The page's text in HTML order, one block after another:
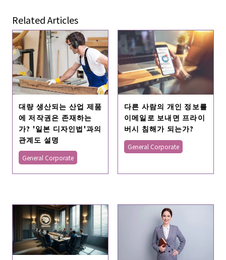
Related Articles
대량 생산되는 산업 제품
에 저작권은 존재하는
가? '일본 디자인법'과의
관계도 설명
General Corporate
다른 사람의 개인 정보를
이메일로 보내면 프라이
버시 침해가 되는가?
General Corporate